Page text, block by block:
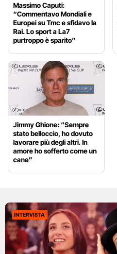
Massimo Caputi:
“Commentavo Mondiali e
Europei su Tmc e sfidavo la
Rai. Lo sport a La7
purtroppo è sparito”
Jimmy Ghione: “Sempre
stato belloccio, ho dovuto
lavorare più degli altri. In
amore ho sofferto come un
cane”
INTERVISTA